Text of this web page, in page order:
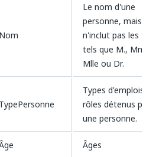
Nom
Le nom d'une
personne, mais
n'inclut pas les
tels que M., Mme,
Mlle ou Dr.
TypePersonne
Types d'emplois ou
rôles détenus par
une personne.
Âges